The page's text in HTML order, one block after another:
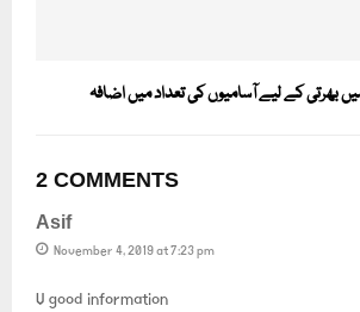
بھرتی کے لیے آسامیوں کی تعداد میں اضافہ
2 COMMENTS
Asif
November 4, 2019 at 7:23 pm
V good information